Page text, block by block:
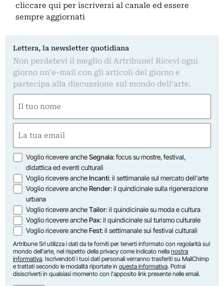
cliccare qui per iscriversi al canale ed essere
sempre aggiornati
Lettera, la newsletter quotidiana
Non perdetevi il meglio di Artribune! Ricevi ogni
giorno un'e-mail con gli articoli del giorno e
partecipa alla discussione sul mondo dell'arte.
(Required)
First
(Required)
Opzioni
Voglio ricevere ancheSegnala: focus su mostre, festival,
didattica ed eventi culturali
Voglio ricevere ancheIncanti: il settimanale sul mercato dell'arte
Voglio ricevere ancheRender: il quindicinale sulla rigenerazione
urbana
Voglio ricevere ancheTailor: il quindicinale su moda e cultura
Voglio ricevere anchePax: il quindicinale sul turismo culturale
Voglio ricevere ancheFest: il settimanale sui festival culturali
Artribune Srl utilizza i dati da te forniti per tenerti informato con regolarità sul
mondo dell'arte, nel rispetto della privacy come indicato nella nostra
informativa. Iscrivendoti i tuoi dati personali verranno trasferiti su MailChimp
e trattati secondo le modalità riportate in questa informativa. Potrai
disiscriverti in qualsiasi momento con l'apposito link presente nelle email.